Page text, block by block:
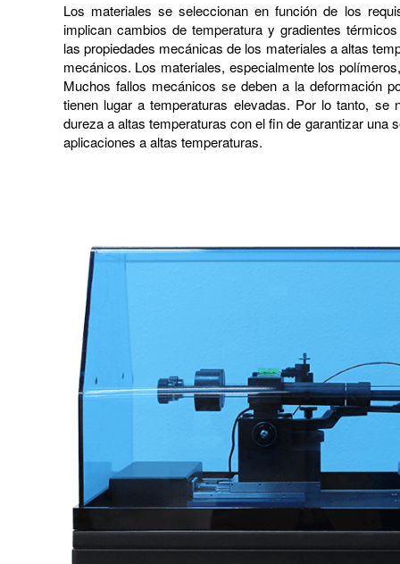
Los materiales se seleccionan en función de los
implican cambios de temperatura y gradientes
las propiedades mecánicas de los materiales a altas
mecánicos. Los materiales, especialmente los
Muchos fallos mecánicos se deben a la deformación
tienen lugar a temperaturas elevadas. Por lo tanto, se
dureza a altas temperaturas con el fin de garantizar una
aplicaciones a altas temperaturas.